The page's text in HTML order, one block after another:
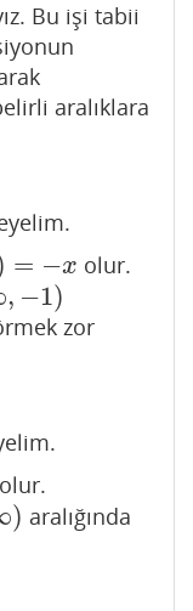
Bu işi tabii
aralıklara
= −x olur.
, −1)
1)
zor
olur.
) aralığında